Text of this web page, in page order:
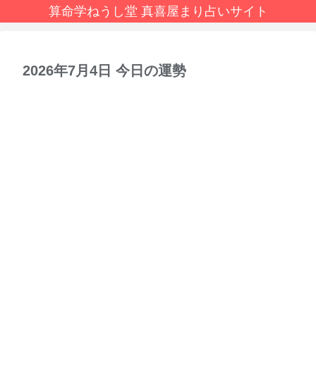
算命学ねうし堂 真喜屋まり占いサイト
2026年7月4日 今日の運勢